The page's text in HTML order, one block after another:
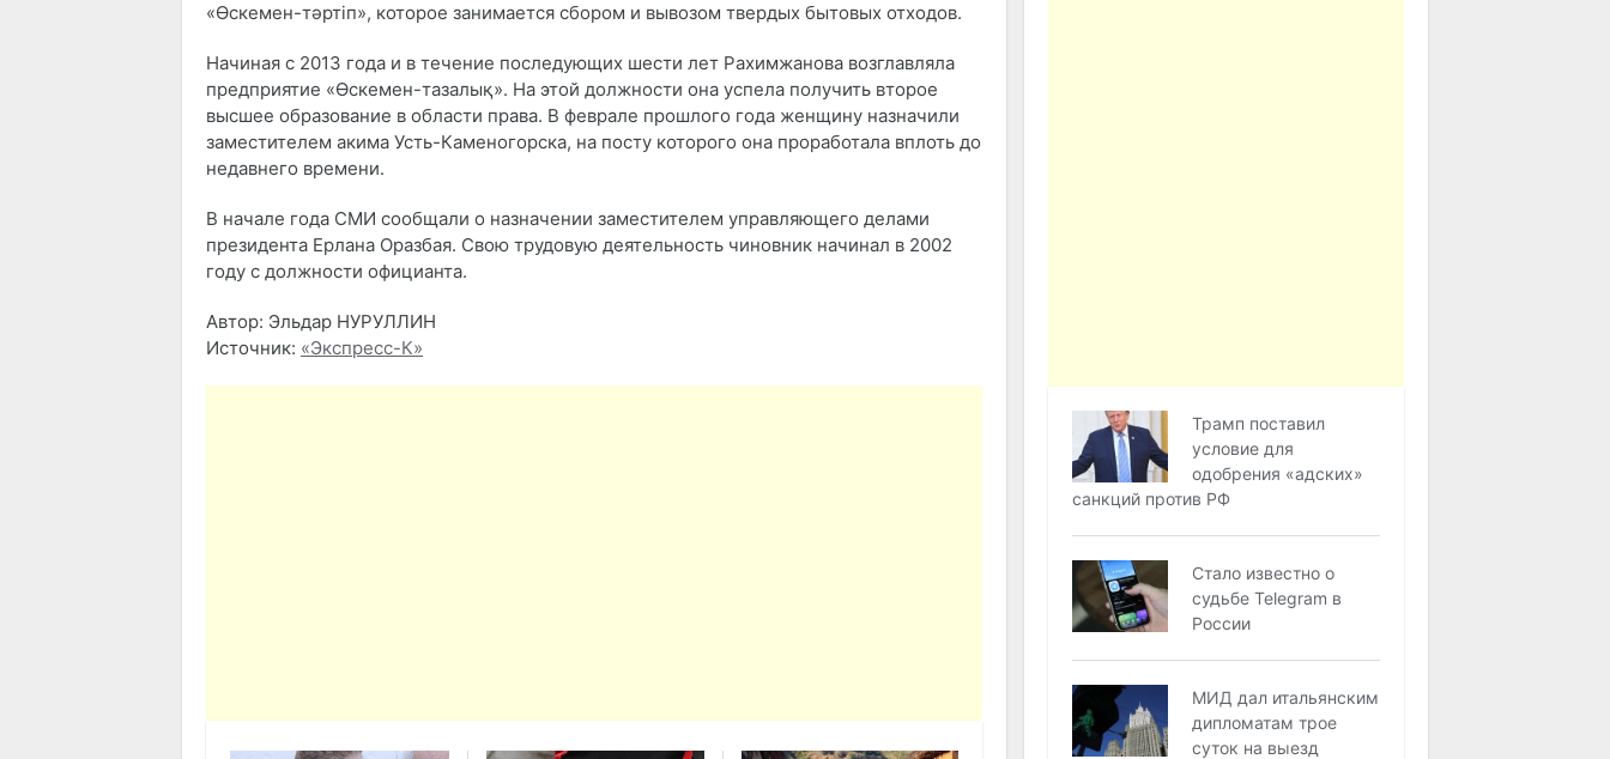
«Өскемен-тәртіп», которое занимается сбором и вывозом твердых бытовых отходов.
Начиная с 2013 года и в течение последующих шести лет Рахимжанова возглавляла
предприятие «Өскемен-тазалық». На этой должности она успела получить второе
высшее образование в области права. В феврале прошлого года женщину назначили
заместителем акима Усть-Каменогорска, на посту которого она проработала вплоть до
недавнего времени.
В начале года СМИ сообщали о назначении заместителем управляющего делами
президента Ерлана Оразбая. Свою трудовую деятельность чиновник начинал в 2002
году с должности официанта.
Автор: Эльдар НУРУЛЛИН
Источник: «Экспресс-К»
Трамп поставил
условие для
одобрения «адских»
санкций против РФ
Стало известно о
судьбе Telegram в
России
МИД дал итальянским
дипломатам трое
суток на выезд